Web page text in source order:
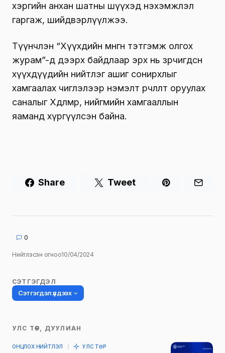
хэргийн анхан шатны шүүхэд нэхэмжлэл
гаргаж, шийдвэрлүүлжээ.
Түүнчлэн “Хүүхдийн мөнгөн тэтгэмж олгох
журам”-д дээрх байдлаар эрх нь зөрчигдсөн
хүүхдүүдийн нийтлэг ашиг сонирхлыг
хамгаалах чиглэлээр нэмэлт өөрчлөлт оруулах
саналыг Хөдөлмөр, нийгмийн хамгааллын
яаманд хүргүүлсэн байна.
Share Tweet
0
Нийтлэсэн огноо10/04/2024
СЭТГЭГДЭЛ
Сэтгэгдэл үлдээх
Таны имэйл хаягийг нийтлэхгүй.
УЛС ТӨР, ДУУЛИАН
ОНЦЛОХ НИЙТЛЭЛ УЛС ТӨР